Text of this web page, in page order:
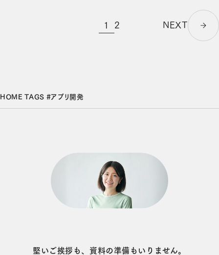
1 2 NEXT
HOME TAGS #アプリ開発
堅いご挨拶も、資料の準備もいりません。